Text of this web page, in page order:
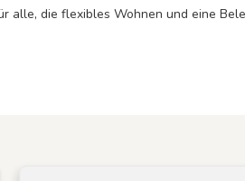
die flexibles Wohnen und eine